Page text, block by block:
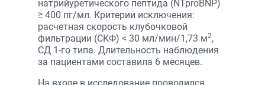
натрийуретического пептида (NTproBNP)
≥ 400 пг/мл. Критерии исключения:
расчетная скорость клубочковой
фильтрации (СКФ) < 30 мл/мин/1,73 м2,
СД 1-го типа. Длительность наблюдения
за пациентами составила 6 месяцев.